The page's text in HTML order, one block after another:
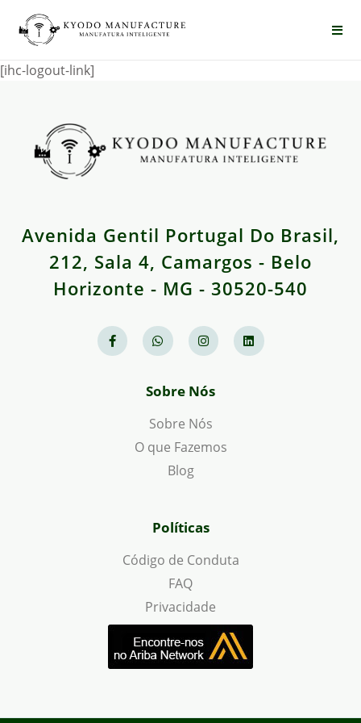
[ihc-logout-link]
Avenida Gentil Portugal Do Brasil,
212, Sala 4, Camargos - Belo
Horizonte - MG - 30520-540
Sobre Nós
Sobre Nós
O que Fazemos
Blog
Políticas
Código de Conduta
FAQ
Privacidade